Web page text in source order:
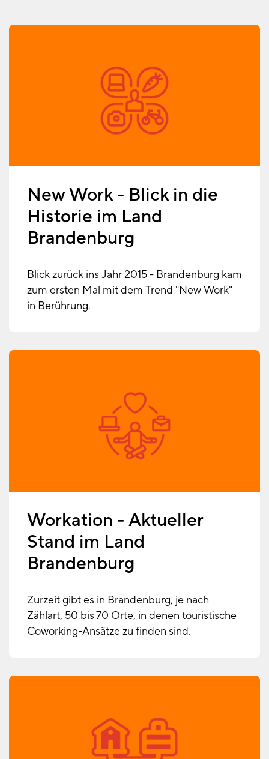
New Work - Blick in die
Historie im Land
Brandenburg
Blick zurück ins Jahr 2015 - Brandenburg kam
zum ersten Mal mit dem Trend "New Work"
in Berührung.
Workation - Aktueller
Stand im Land
Brandenburg
Zurzeit gibt es in Brandenburg, je nach
Zählart, 50 bis 70 Orte, in denen touristische
Coworking-Ansätze zu finden sind.